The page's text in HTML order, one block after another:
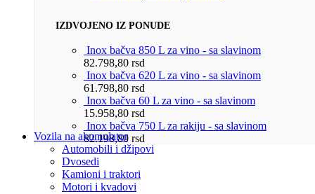
IZDVOJENO IZ PONUDE
Inox bačva 850 L za vino - sa slavinom
82.798,80 rsd
Inox bačva 620 L za vino - sa slavinom
61.798,80 rsd
Inox bačva 60 L za vino - sa slavinom
15.958,80 rsd
Inox bačva 750 L za rakiju - sa slavinom
82.198,80 rsd
Vozila na akumulator
Automobili i džipovi
Dvosedi
Kamioni i traktori
Motori i kvadovi